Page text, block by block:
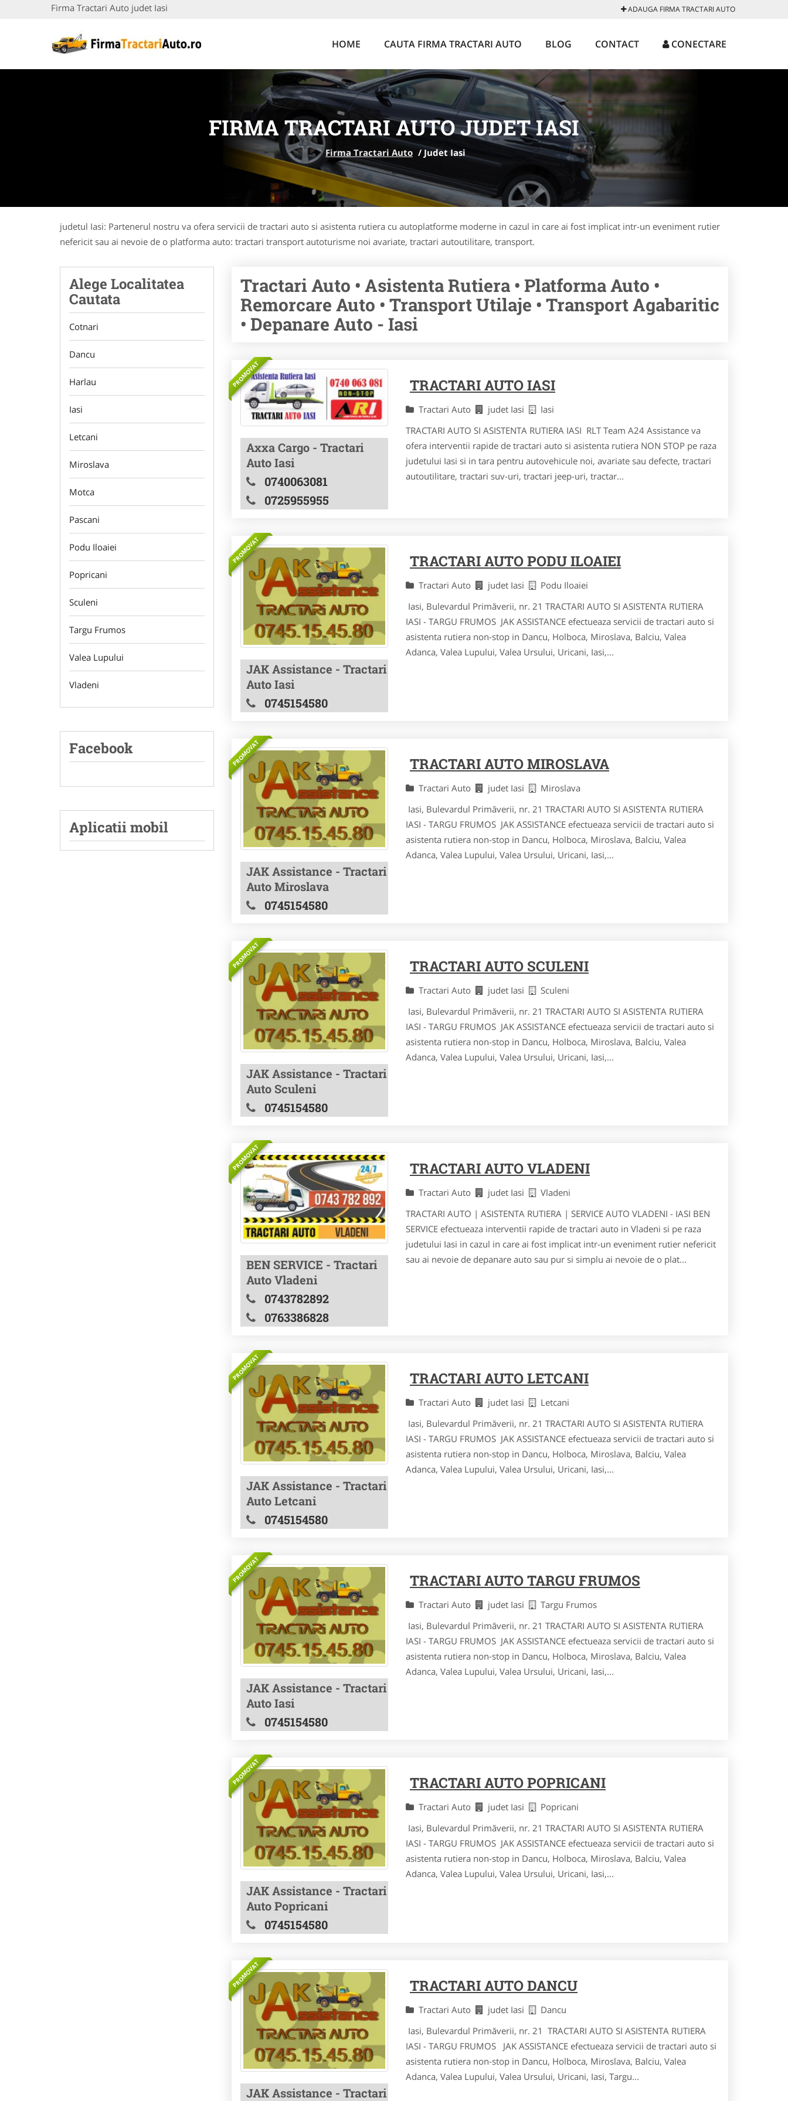
Firma Tractari Auto judet Iasi ADAUGA FIRMA TRACTARI AUTO
HOME CAUTA FIRMA TRACTARI AUTO BLOG CONTACT CONECTARE
FIRMA TRACTARI AUTO JUDET IASI
Firma Tractari Auto / Judet Iasi
judetul Iasi: Partenerul nostru va ofera servicii de tractari auto si asistenta rutiera cu autoplatforme moderne in cazul in care ai fost implicat intr-un eveniment rutier
nefericit sau ai nevoie de o platforma auto: tractari transport autoturisme noi avariate, tractari autoutilitare, transport.
Alege Localitatea
Cautata
Cotnari
Dancu
Harlau
Iasi
Letcani
Miroslava
Motca
Pascani
Podu Iloaiei
Popricani
Sculeni
Targu Frumos
Valea Lupului
Vladeni
Facebook
Aplicatii mobil
Tractari Auto • Asistenta Rutiera • Platforma Auto •
Remorcare Auto • Transport Utilaje • Transport Agabaritic
• Depanare Auto - Iasi
PROMOVAT
Axxa Cargo - Tractari
Auto Iasi
0740063081
0725955955
TRACTARI AUTO IASI
Tractari Auto judet Iasi
Iasi
TRACTARI AUTO SI ASISTENTA RUTIERA IASI RLT Team A24 Assistance va
ofera interventii rapide de tractari auto si asistenta rutiera NON STOP pe raza
judetului Iasi si in tara pentru autovehicule noi, avariate sau defecte, tractari
autoutilitare, tractari suv-uri, tractari jeep-uri, tractar...
PROMOVAT
JAK Assistance - Tractari
Auto Iasi
0745154580
TRACTARI AUTO PODU ILOAIEI
Tractari Auto judet Iasi
Podu Iloaiei
Iasi, Bulevardul Primăverii, nr. 21 TRACTARI AUTO SI ASISTENTA RUTIERA
IASI - TARGU FRUMOS JAK ASSISTANCE efectueaza servicii de tractari auto si
asistenta rutiera non-stop in Dancu, Holboca, Miroslava, Balciu, Valea
Adanca, Valea Lupului, Valea Ursului, Uricani, Iasi,...
PROMOVAT
JAK Assistance - Tractari
Auto Miroslava
0745154580
TRACTARI AUTO MIROSLAVA
Tractari Auto judet Iasi
Miroslava
Iasi, Bulevardul Primăverii, nr. 21 TRACTARI AUTO SI ASISTENTA RUTIERA
IASI - TARGU FRUMOS JAK ASSISTANCE efectueaza servicii de tractari auto si
asistenta rutiera non-stop in Dancu, Holboca, Miroslava, Balciu, Valea
Adanca, Valea Lupului, Valea Ursului, Uricani, Iasi,...
PROMOVAT
JAK Assistance - Tractari
Auto Sculeni
0745154580
TRACTARI AUTO SCULENI
Tractari Auto judet Iasi
Sculeni
Iasi, Bulevardul Primăverii, nr. 21 TRACTARI AUTO SI ASISTENTA RUTIERA
IASI - TARGU FRUMOS JAK ASSISTANCE efectueaza servicii de tractari auto si
asistenta rutiera non-stop in Dancu, Holboca, Miroslava, Balciu, Valea
Adanca, Valea Lupului, Valea Ursului, Uricani, Iasi,...
PROMOVAT
BEN SERVICE - Tractari
Auto Vladeni
0743782892
0763386828
TRACTARI AUTO VLADENI
Tractari Auto judet Iasi
Vladeni
TRACTARI AUTO | ASISTENTA RUTIERA | SERVICE AUTO VLADENI - IASI BEN
SERVICE efectueaza interventii rapide de tractari auto in Vladeni si pe raza
judetului Iasi in cazul in care ai fost implicat intr-un eveniment rutier nefericit
sau ai nevoie de depanare auto sau pur si simplu ai nevoie de o plat...
PROMOVAT
JAK Assistance - Tractari
Auto Letcani
0745154580
TRACTARI AUTO LETCANI
Tractari Auto judet Iasi
Letcani
Iasi, Bulevardul Primăverii, nr. 21 TRACTARI AUTO SI ASISTENTA RUTIERA
IASI - TARGU FRUMOS JAK ASSISTANCE efectueaza servicii de tractari auto si
asistenta rutiera non-stop in Dancu, Holboca, Miroslava, Balciu, Valea
Adanca, Valea Lupului, Valea Ursului, Uricani, Iasi,...
PROMOVAT
JAK Assistance - Tractari
Auto Iasi
0745154580
TRACTARI AUTO TARGU FRUMOS
Tractari Auto judet Iasi
Targu Frumos
Iasi, Bulevardul Primăverii, nr. 21 TRACTARI AUTO SI ASISTENTA RUTIERA
IASI - TARGU FRUMOS JAK ASSISTANCE efectueaza servicii de tractari auto si
asistenta rutiera non-stop in Dancu, Holboca, Miroslava, Balciu, Valea
Adanca, Valea Lupului, Valea Ursului, Uricani, Iasi,...
PROMOVAT
JAK Assistance - Tractari
Auto Popricani
0745154580
TRACTARI AUTO POPRICANI
Tractari Auto judet Iasi
Popricani
Iasi, Bulevardul Primăverii, nr. 21 TRACTARI AUTO SI ASISTENTA RUTIERA
IASI - TARGU FRUMOS JAK ASSISTANCE efectueaza servicii de tractari auto si
asistenta rutiera non-stop in Dancu, Holboca, Miroslava, Balciu, Valea
Adanca, Valea Lupului, Valea Ursului, Uricani, Iasi,...
PROMOVAT
JAK Assistance - Tractari
TRACTARI AUTO DANCU
Tractari Auto judet Iasi
Dancu
Iasi, Bulevardul Primăverii, nr. 21 TRACTARI AUTO SI ASISTENTA RUTIERA
IASI - TARGU FRUMOS JAK ASSISTANCE efectueaza servicii de tractari auto si
asistenta rutiera non-stop in Dancu, Holboca, Miroslava, Balciu, Valea
Adanca, Valea Lupului, Valea Ursului, Uricani, Iasi, Targu...